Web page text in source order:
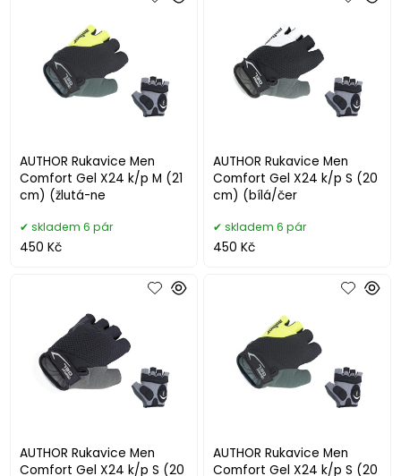
AUTHOR Rukavice Men
Comfort Gel X24 k/p M (21
cm) (žlutá-ne
skladem 6 pár
450 Kč
AUTHOR Rukavice Men
Comfort Gel X24 k/p S (20
cm) (bílá/čer
skladem 6 pár
450 Kč
AUTHOR Rukavice Men
Comfort Gel X24 k/p S (20
AUTHOR Rukavice Men
Comfort Gel X24 k/p S (20